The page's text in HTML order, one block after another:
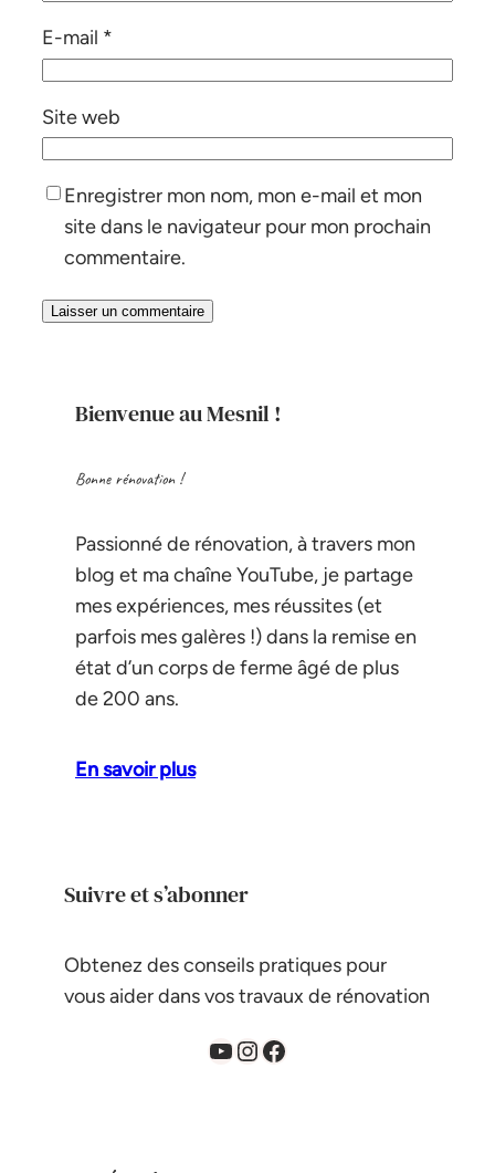
E-mail *
Site web
Enregistrer mon nom, mon e-mail et mon
site dans le navigateur pour mon prochain
commentaire.
Bienvenue au Mesnil !
Bonne rénovation !
Passionné de rénovation, à travers mon
blog et ma chaîne YouTube, je partage
mes expériences, mes réussites (et
parfois mes galères !) dans la remise en
état d’un corps de ferme âgé de plus
de 200 ans.
En savoir plus
Suivre et s’abonner
Obtenez des conseils pratiques pour
vous aider dans vos travaux de rénovation
YouTube Instagram Facebook